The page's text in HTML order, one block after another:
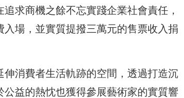
求商機之餘不忘實踐企業社會責任，
場，並實質提撥三萬元的售票收入捐
消費者生活軌跡的空間，透過打造沉
益的熱忱也獲得參展藝術家的實質響